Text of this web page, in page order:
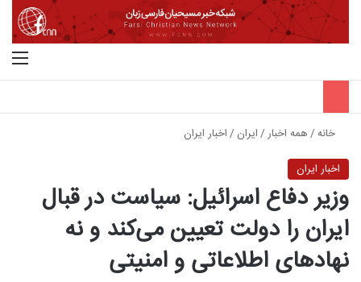
خانه/همه اخبار/ایران /اخبار ایران
اخبار ایران
وزیر دفاع اسرائیل: سیاست در قبال
ایران را دولت تعیین می‌کند و نه
نهادهای اطلاعاتی و امنیتی